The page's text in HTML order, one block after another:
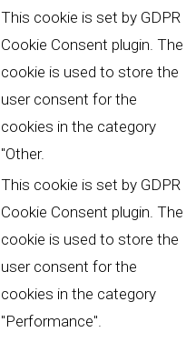
This cookie is set by GDPR
Cookie Consent plugin. The
cookie is used to store the
user consent for the
cookies in the category
"Other.
This cookie is set by GDPR
Cookie Consent plugin. The
cookie is used to store the
user consent for the
cookies in the category
"Performance".